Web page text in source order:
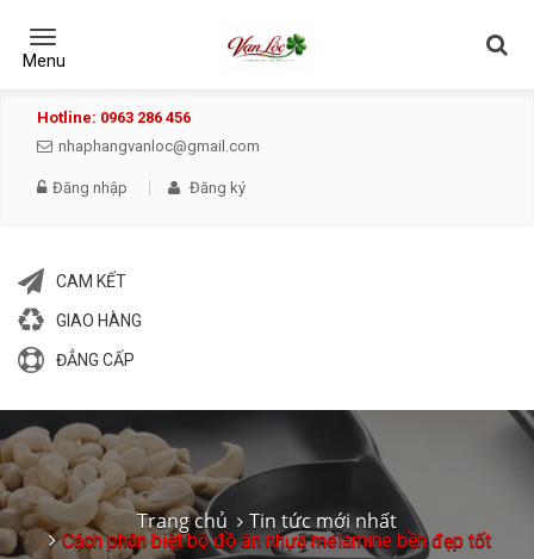
Hotline: 0963 286 456
nhaphangvanloc@gmail.com
Đăng nhập Đăng ký
CAM KẾT
GIAO HÀNG
ĐẲNG CẤP
Toggle
Menu
Trang chủ Tin tức mới nhất
Cách phân biệt bộ đồ ăn nhựa melamine bền đẹp tốt